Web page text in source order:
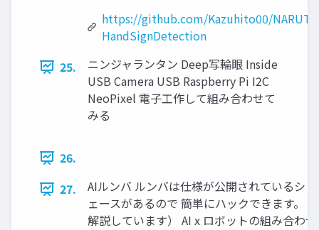
https://github.com/Kazuhito00/
HandSignDetection
25.
ニンジャランタン Deep写輪眼 Inside
USB Camera USB Raspberry Pi I2C
NeoPixel 電子工作して組み合わせて
みる
26.
27.
AIルンバ ルンバは仕様が公開されているシ
ェースがあるので 簡単にハックできます。
解説しています） AI x ロボットの組み合わせ